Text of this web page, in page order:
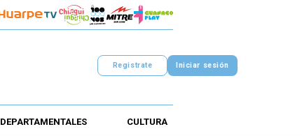
Registrate Iniciar sesión
DEPARTAMENTALES CULTURA